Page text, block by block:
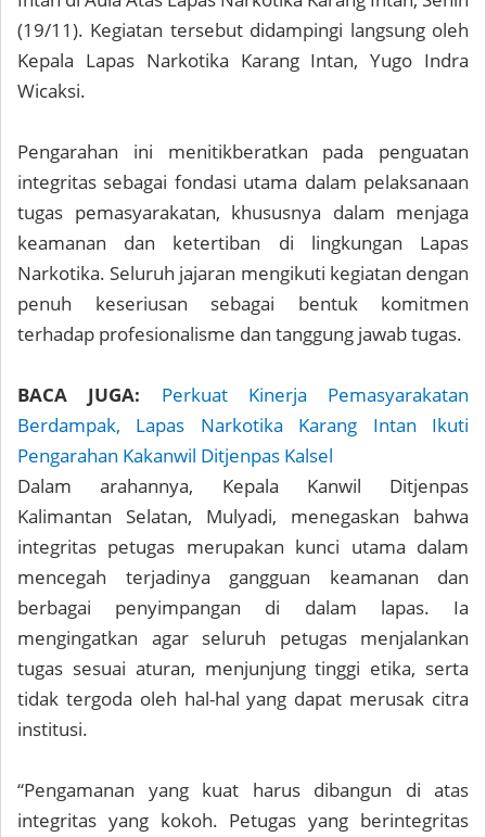
(19/11). Kegiatan tersebut didampingi langsung oleh
Kepala Lapas Narkotika Karang Intan, Yugo Indra
Wicaksi.
Pengarahan ini menitikberatkan pada penguatan
integritas sebagai fondasi utama dalam pelaksanaan
tugas pemasyarakatan, khususnya dalam menjaga
keamanan dan ketertiban di lingkungan Lapas
Narkotika. Seluruh jajaran mengikuti kegiatan dengan
penuh keseriusan sebagai bentuk komitmen
terhadap profesionalisme dan tanggung jawab tugas.
BACA JUGA:
Perkuat Kinerja Pemasyarakatan
Berdampak, Lapas Narkotika Karang Intan Ikuti
Pengarahan Kakanwil Ditjenpas Kalsel
Dalam arahannya, Kepala Kanwil Ditjenpas
Kalimantan Selatan, Mulyadi, menegaskan bahwa
integritas petugas merupakan kunci utama dalam
mencegah terjadinya gangguan keamanan dan
berbagai penyimpangan di dalam lapas. Ia
mengingatkan agar seluruh petugas menjalankan
tugas sesuai aturan, menjunjung tinggi etika, serta
tidak tergoda oleh hal-hal yang dapat merusak citra
institusi.
“Pengamanan yang kuat harus dibangun di atas
integritas yang kokoh. Petugas yang berintegritas